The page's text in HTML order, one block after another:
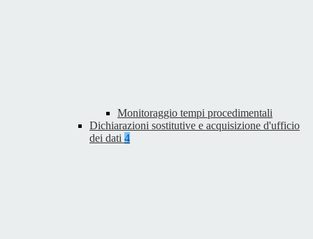
Monitoraggio tempi procedimentali
Dichiarazioni sostitutive e acquisizione d'ufficio
dei dati 4